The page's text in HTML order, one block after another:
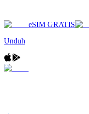
eSIM GRATIS
Unduh